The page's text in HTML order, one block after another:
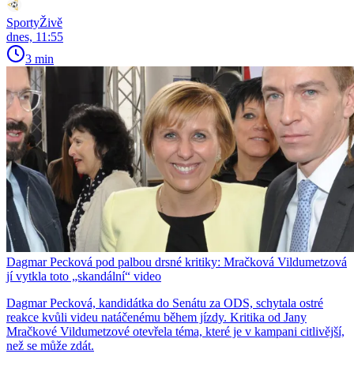
SportyŽivě
dnes, 11:55
3 min
Dagmar Pecková pod palbou drsné kritiky: Mračková Vildumetzová
jí vytkla toto „skandální“ video
Dagmar Pecková, kandidátka do Senátu za ODS, schytala ostré
reakce kvůli videu natáčenému během jízdy. Kritika od Jany
Mračkové Vildumetzové otevřela téma, které je v kampani citlivější,
než se může zdát.